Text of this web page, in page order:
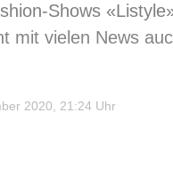
Shows
mit vielen News
2020, 21:24 Uhr